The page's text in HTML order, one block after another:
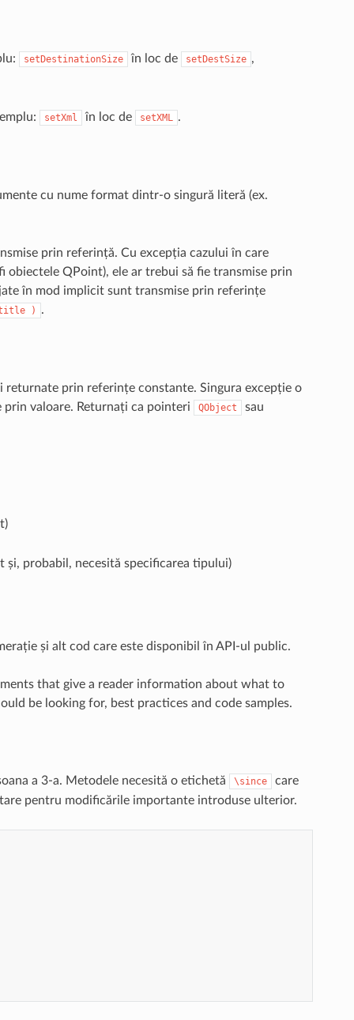
setDestinationSize în loc de setDestSize ,
setXml în loc de setXML .
cu nume format dintr-o singură literă (ex.
prin referință. Cu excepția cazului în care
QPoint), ele ar trebui să fie transmise prin
în mod implicit sunt transmise prin referințe
) .
prin referințe constante. Singura excepție o
valoare. Returnați ca pointeri
QObject sau
și, probabil, necesită specificarea tipului)
și alt cod care este disponibil în API-ul public.
that give a reader information about what to
be looking for, best practices and code samples.
a 3-a. Metodele necesită o etichetă \since
care
pentru modificările importante introduse ulterior.